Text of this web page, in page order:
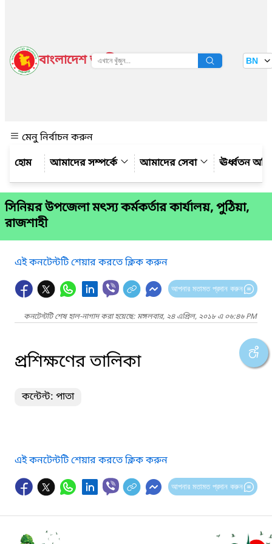
বাংলাদেশ জাতীয় তথ্য বাতায়ন BN
মেনু নির্বাচন করুন
আমাদের সম্পর্কে
আমাদের সেবা ঊর্ধ্বতন
সিনিয়র উপজেলা মৎস্য কর্মকর্তার কার্যালয়, পুঠিয়া,
রাজশাহী
এই কনটেন্টটি শেয়ার করতে ক্লিক করুন
আপনার মতামত প্রদান করুন
কনটেন্টটি শেষ হাল-নাগাদ করা হয়েছে: মঙ্গলবার, ২৪ এপ্রিল, ২০১৮ এ ০৬:৪৬ PM
প্রশিক্ষণের তালিকা
কন্টেন্ট: পাতা
এই কনটেন্টটি শেয়ার করতে ক্লিক করুন
আপনার মতামত প্রদান করুন